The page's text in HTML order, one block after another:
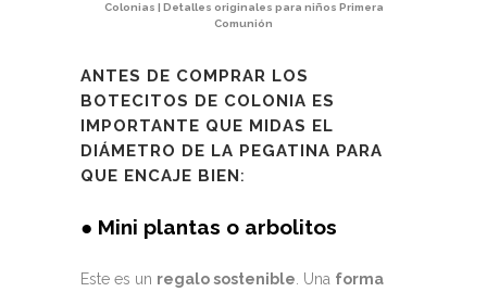
Colonias | Detalles originales para niños Primera
Comunión
ANTES DE COMPRAR LOS
BOTECITOS DE COLONIA ES
IMPORTANTE QUE MIDAS EL
DIÁMETRO DE LA PEGATINA PARA
QUE ENCAJE BIEN :
● Mini plantas o arbolitos
Este es un regalo sostenible. Una forma